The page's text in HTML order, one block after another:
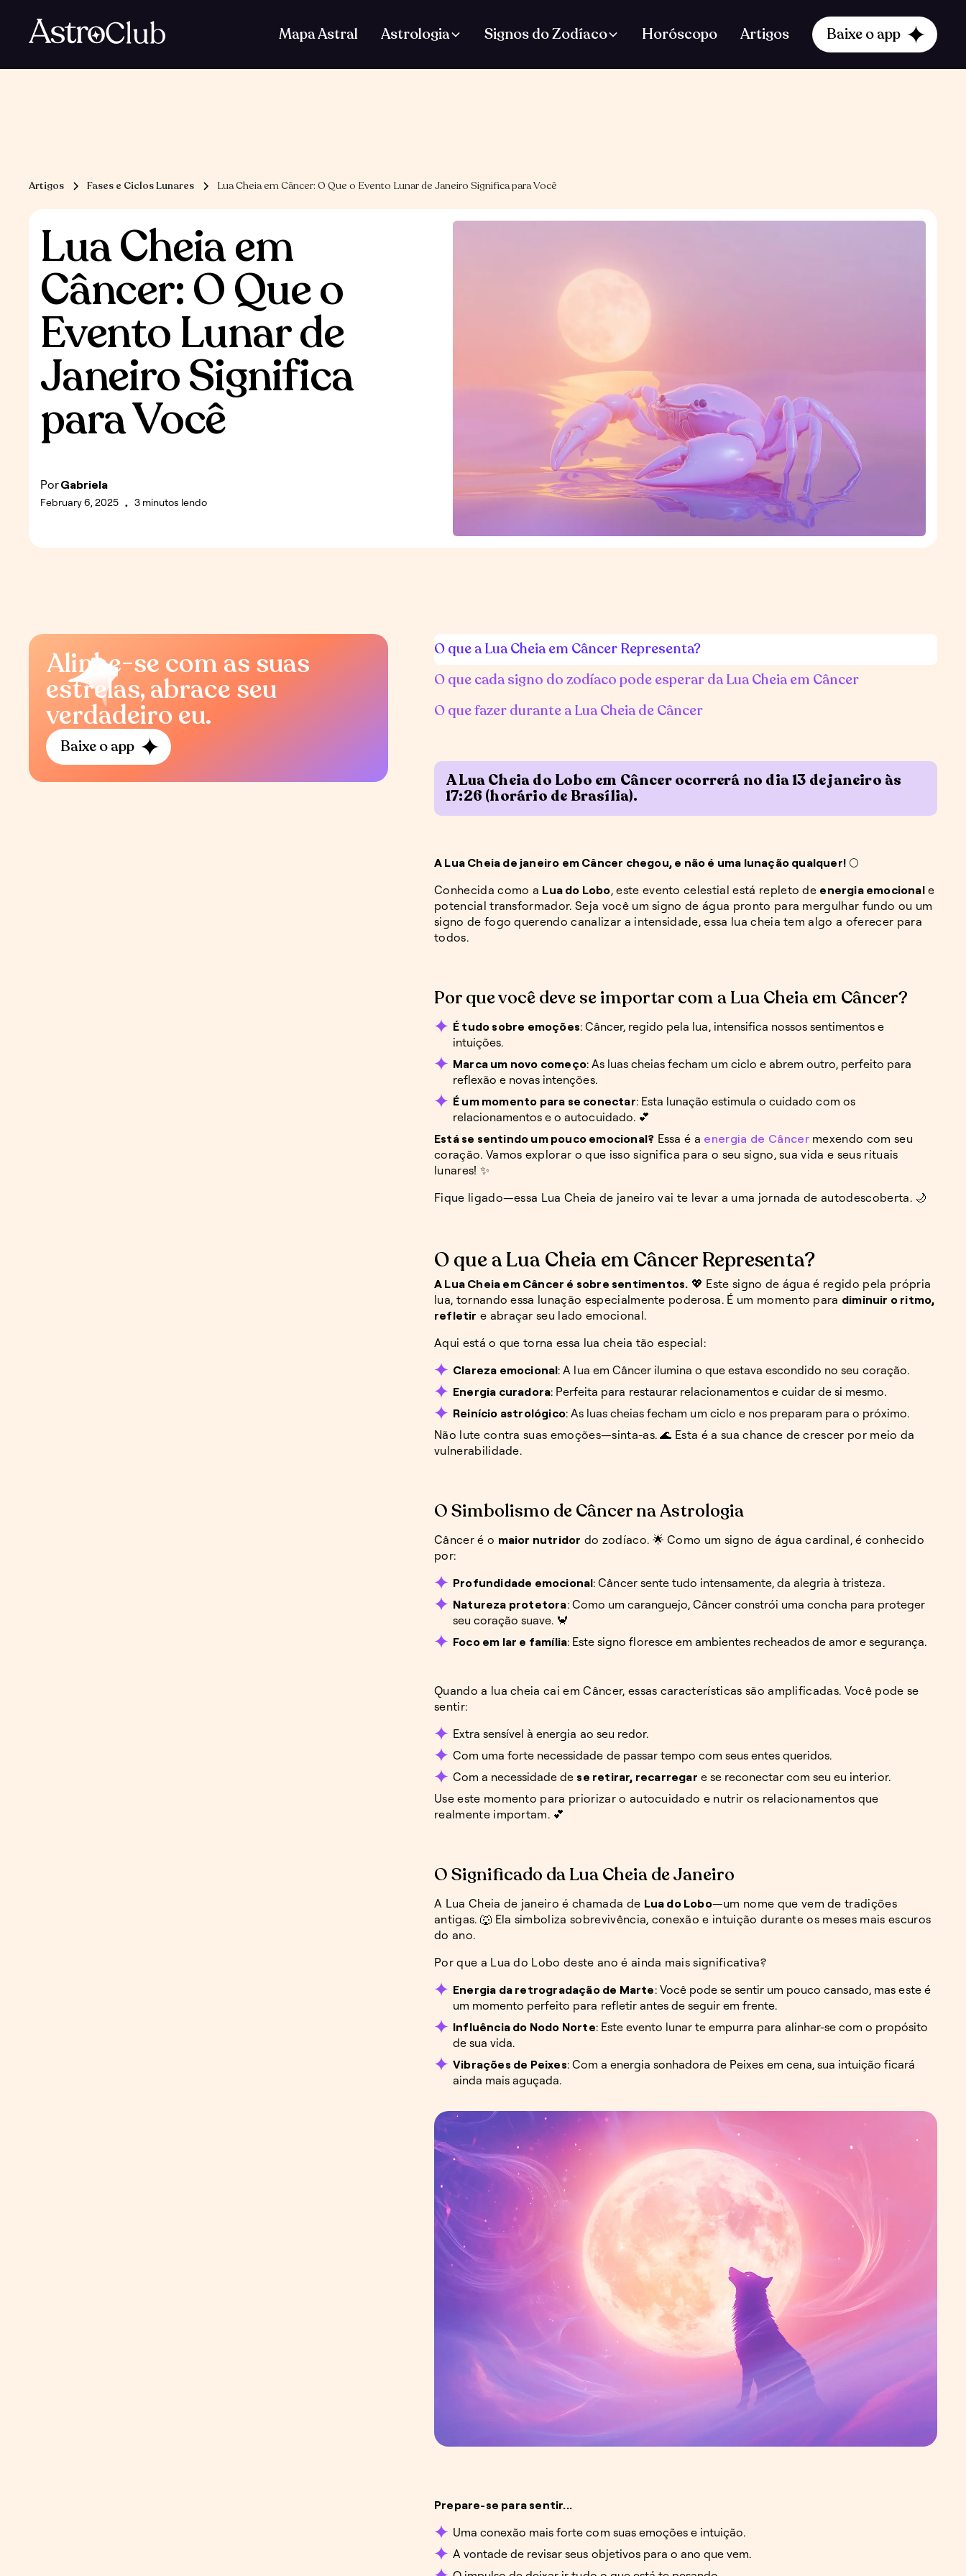
Mapa Astral Astrologia Signos do Zodíaco Horóscopo Artigos Baixe o app
Baixe AstroClub
Artigos Fases e Ciclos Lunares Lua Cheia em Câncer: O Que o Evento Lunar de Janeiro Significa para Você
Lua Cheia em
Câncer: O Que o
Evento Lunar de
Janeiro Significa
para Você
PorGabriela
February 6, 2025 • 3 minutos lendo
Alinhe-se com as suas
estrelas, abrace seu
verdadeiro eu.
Baixe o app
O que a Lua Cheia em Câncer Representa?
O que cada signo do zodíaco pode esperar da Lua Cheia em Câncer
O que fazer durante a Lua Cheia de Câncer
A Lua Cheia do Lobo em Câncer ocorrerá no dia 13 de janeiro às
17:26 (horário de Brasília).
A Lua Cheia de janeiro em Câncer chegou, e não é uma lunação qualquer! 🌕
Conhecida como a Lua do Lobo, este evento celestial está repleto de energia emocionale
potencial transformador. Seja você um signo de água pronto para mergulhar fundo ou um
signo de fogo querendo canalizar a intensidade, essa lua cheia tem algo a oferecer para
todos.
Por que você deve se importar com a Lua Cheia em Câncer?
É tudo sobre emoções: Câncer, regido pela lua, intensifica nossos sentimentos e
intuições.
Marca um novo começo: As luas cheias fecham um ciclo e abrem outro, perfeito para
reflexão e novas intenções.
É um momento para se conectar: Esta lunação estimula o cuidado com os
relacionamentos e o autocuidado. 💕
Está se sentindo um pouco emocional? Essa é a energia de Câncermexendo com seu
coração. Vamos explorar o que isso significa para o seu signo, sua vida e seus rituais
lunares! ✨
Fique ligado—essa Lua Cheia de janeiro vai te levar a uma jornada de autodescoberta. 🌙
O que a Lua Cheia em Câncer Representa?
A Lua Cheia em Câncer é sobre sentimentos. 💖 Este signo de água é regido pela própria
lua, tornando essa lunação especialmente poderosa. É um momento para diminuir o ritmo,
refletir e abraçar seu lado emocional.
Aqui está o que torna essa lua cheia tão especial:
Clareza emocional: A lua em Câncer ilumina o que estava escondido no seu coração.
Energia curadora: Perfeita para restaurar relacionamentos e cuidar de si mesmo.
Reinício astrológico: As luas cheias fecham um ciclo e nos preparam para o próximo.
Não lute contra suas emoções—sinta-as. 🌊 Esta é a sua chance de crescer por meio da
vulnerabilidade.
O Simbolismo de Câncer na Astrologia
Câncer é o maior nutridor do zodíaco. 🌟 Como um signo de água cardinal, é conhecido
por:
Profundidade emocional: Câncer sente tudo intensamente, da alegria à tristeza.
Natureza protetora: Como um caranguejo, Câncer constrói uma concha para proteger
seu coração suave. 🦀
Foco em lar e família: Este signo floresce em ambientes recheados de amor e segurança.
Quando a lua cheia cai em Câncer, essas características são amplificadas. Você pode se
sentir:
Extra sensível à energia ao seu redor.
Com uma forte necessidade de passar tempo com seus entes queridos.
Com a necessidade de se retirar, recarregar e se reconectar com seu eu interior.
Use este momento para priorizar o autocuidado e nutrir os relacionamentos que
realmente importam. 💕
O Significado da Lua Cheia de Janeiro
A Lua Cheia de janeiro é chamada de Lua do Lobo—um nome que vem de tradições
antigas. 🐺 Ela simboliza sobrevivência, conexão e intuição durante os meses mais escuros
do ano.
Por que a Lua do Lobo deste ano é ainda mais significativa?
Energia da retrogradação de Marte: Você pode se sentir um pouco cansado, mas este é
um momento perfeito para refletir antes de seguir em frente.
Influência do Nodo Norte: Este evento lunar te empurra para alinhar-se com o propósito
de sua vida.
Vibrações de Peixes: Com a energia sonhadora de Peixes em cena, sua intuição ficará
ainda mais aguçada.
Prepare-se para sentir...
Uma conexão mais forte com suas emoções e intuição.
A vontade de revisar seus objetivos para o ano que vem.